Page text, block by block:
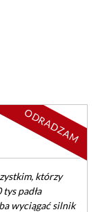
którzy
padła
wyciągać silnik
ODRADZAM